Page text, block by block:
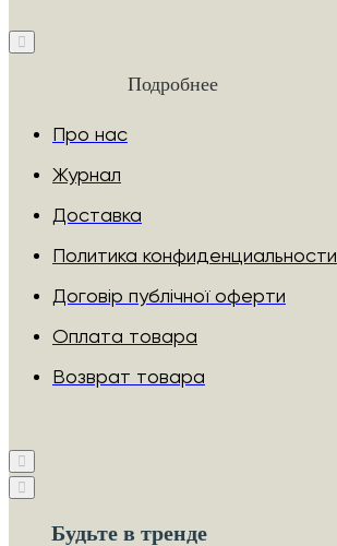
Подробнее
Про нас
Журнал
Доставка
Политика конфиденциальности
Договір публічної оферти
Оплата товара
Возврат товара
Будьте в тренде